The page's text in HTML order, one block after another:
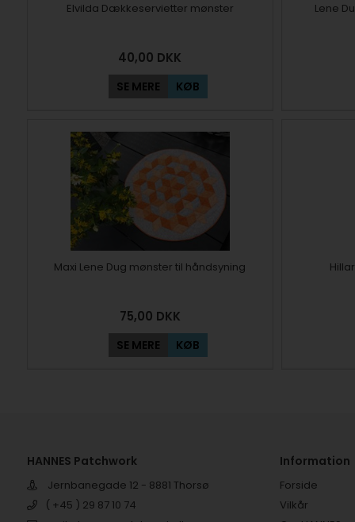
Elvilda Dækkeservietter mønster
40,00 DKK
SE MERE KØB
Lene
Maxi Lene Dug mønster til håndsyning
75,00 DKK
SE MERE KØB
HANNES Patchwork
Jernbanegade 12 - 8881 Thorsø
( +45 ) 29 87 10 74
Information
Forside
Vilkår